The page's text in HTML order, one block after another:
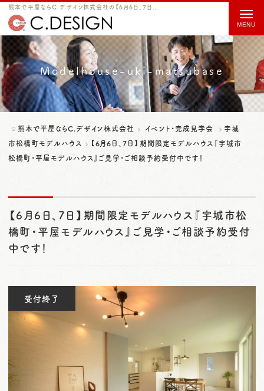
熊本で平屋ならC.デザイン株式会社の【6月6日、7日】期間限定モデルハウス『宇城市松橋町・平屋モデルハウス』ご見学・ご相談予約受付中です！をご紹介
Modelhouse-uki-matsubase
熊本で平屋ならC.デザイン株式会社 イベント・完成見学会
宇城
市松橋町モデルハウス
【6月6日、7日】期間限定モデルハウス『宇城市
松橋町・平屋モデルハウス』ご見学・ご相談予約受付中です！
【6月6日、7日】期間限定モデルハウス『宇城市松
橋町・平屋モデルハウス』ご見学・ご相談予約受付
中です！
受付終了
t
o
g
g
l
e
g
t